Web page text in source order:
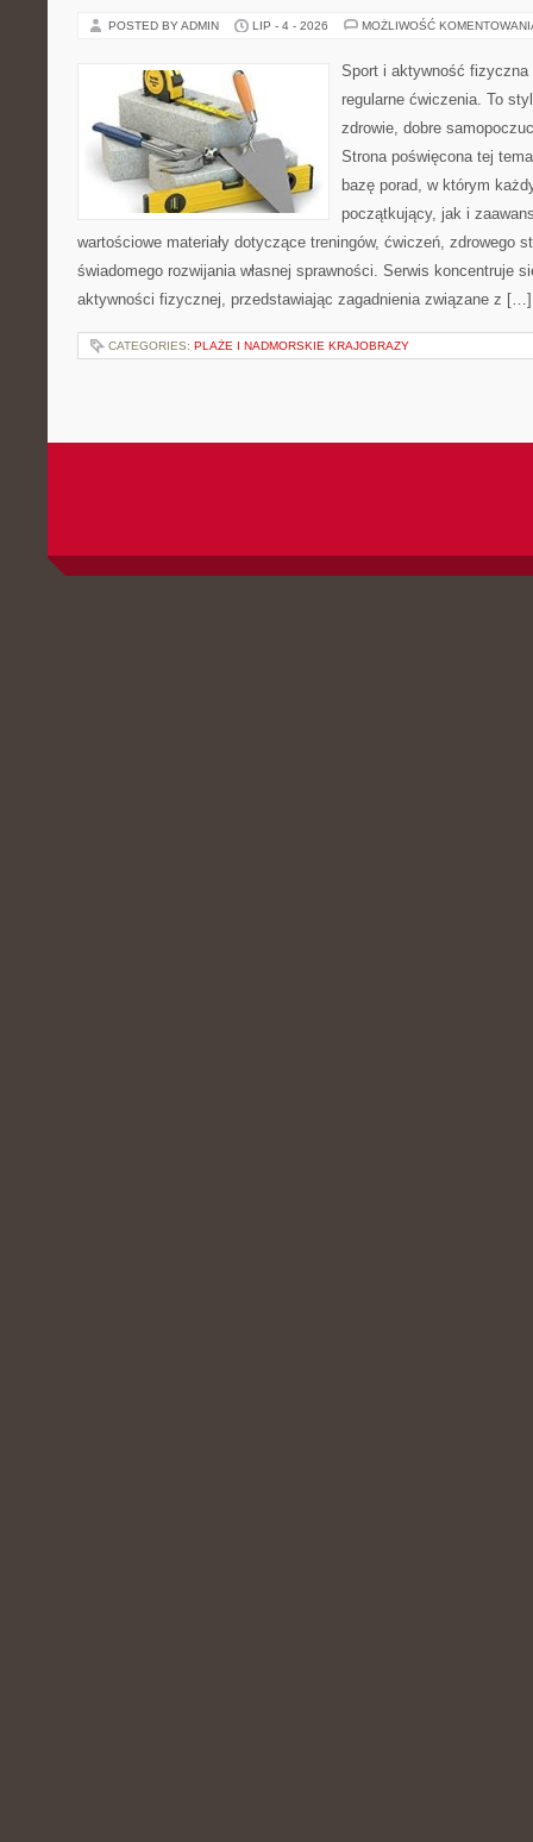
POSTED BY ADMIN LIP - 4 - 2026 MOŻLIWOŚĆ
Sport i aktywność
regularne ćwiczenia. To
zdrowie, dobre
Strona poświęcona tej
bazę porad, w którym
początkujący, jak i
wartościowe materiały dotyczące treningów, ćwiczeń, zdrowego
świadomego rozwijania własnej sprawności. Serwis koncentruje
aktywności fizycznej, przedstawiając zagadnienia związane z […]
CATEGORIES: PLAŻE I NADMORSKIE KRAJOBRAZY